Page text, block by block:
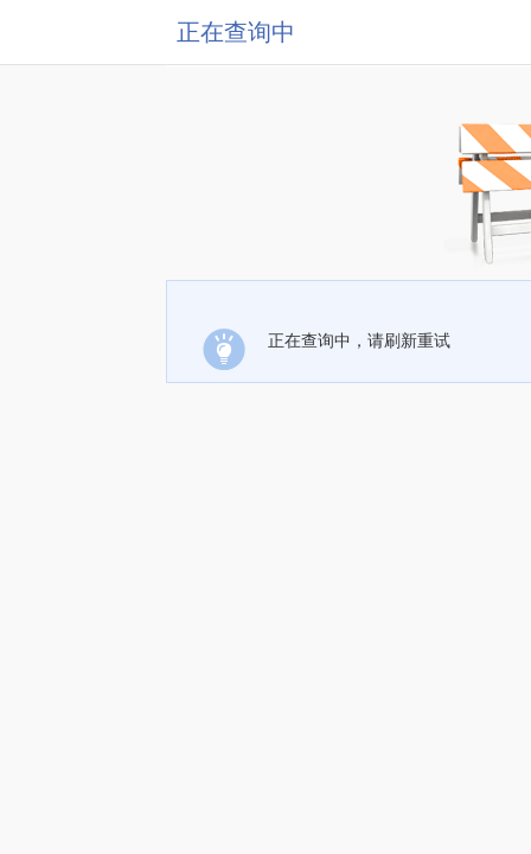
正在查询中
正在查询中，请刷新重试